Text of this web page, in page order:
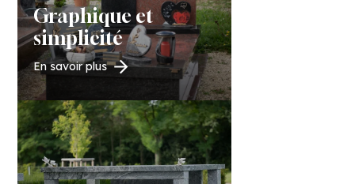
Graphique et
simplicité
En savoir plus